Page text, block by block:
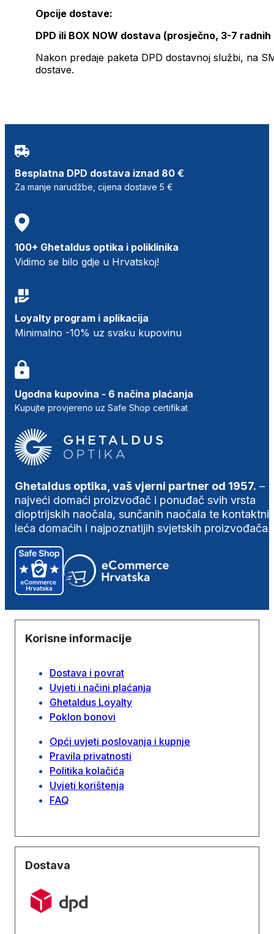
Opcije dostave:
DPD ili BOX NOW dostava (prosječno, 3-7 radnih
Nakon predaje paketa DPD dostavnoj službi, na
dostave.
Besplatna DPD dostava iznad 80 €
Za manje narudžbe, cijena dostave 5 €
100+ Ghetaldus optika i poliklinika
Vidimo se bilo gdje u Hrvatskoj!
Loyalty program i aplikacija
Minimalno -10% uz svaku kupovinu
Ugodna kupovina - 6 načina plaćanja
Kupujte provjereno uz Safe Shop certifikat
Ghetaldus optika, vaš vjerni partner od 1957. –
najveći domaći proizvođač i ponuđač svih vrsta
dioptrijskih naočala, sunčanih naočala te
leća domaćih i najpoznatijih svjetskih proizvođača.
Korisne informacije
Dostava i povrat
Uvjeti i načini plaćanja
Ghetaldus Loyalty
Poklon bonovi
Opći uvjeti poslovanja i kupnje
Pravila privatnosti
Politika kolačića
Uvjeti korištenja
FAQ
Dostava